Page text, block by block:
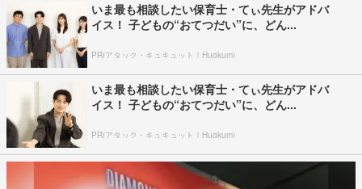
いま最も相談したい保育士・てぃ先生がアドバ
イス！ 子どもの“おてつだい”に、どん...
PR(アタック・キュキュット｜Hugkum)
いま最も相談したい保育士・てぃ先生がアドバ
イス！ 子どもの“おてつだい”に、どん...
PR(アタック・キュキュット｜Hugkum)